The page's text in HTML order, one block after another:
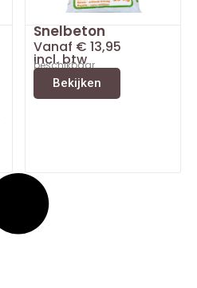
Snelbeton
Vanaf € 13,95
incl. btw
beschikbaar
Bekijken